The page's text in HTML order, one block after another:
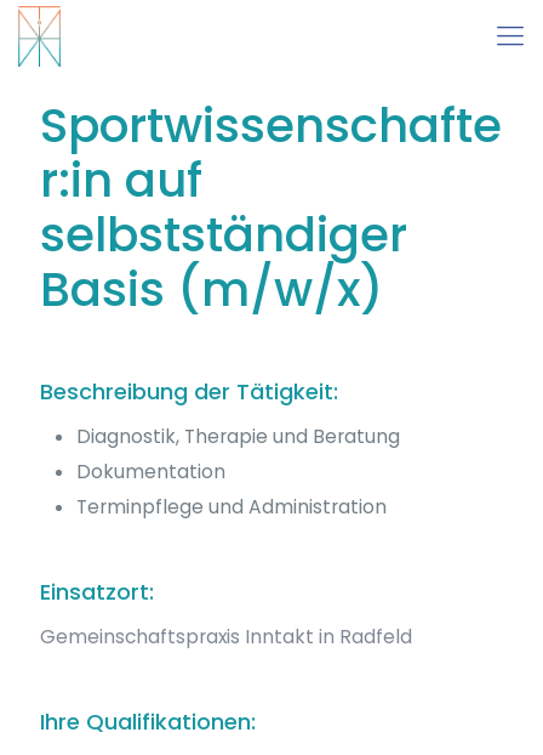
Sportwissenschafte
r:in auf
selbstständiger
Basis (m/w/x)
Beschreibung der Tätigkeit:
Diagnostik, Therapie und Beratung
Dokumentation
Terminpflege und Administration
Einsatzort:
Gemeinschaftspraxis Inntakt in Radfeld
Ihre Qualifikationen: